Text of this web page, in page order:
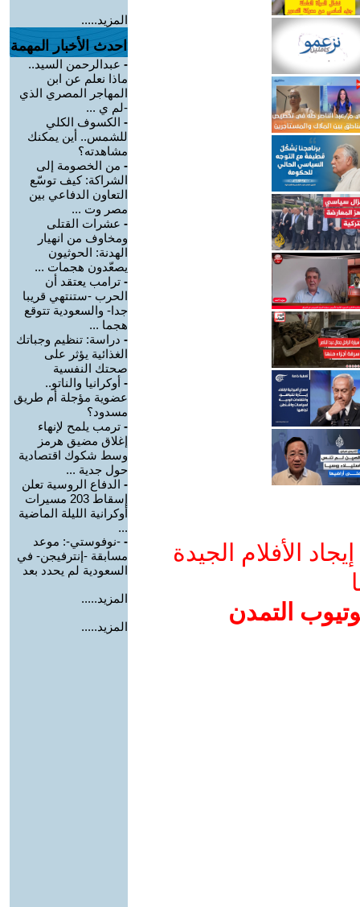
الأفلام الجيدة
التمدن
المزيد.....
احدث الأخبار المهمة
- عبدالرحمن السيد..
ماذا نعلم عن ابن
المهاجر المصري الذي
-لم ي ...
- الكسوف الكلي
للشمس.. أين يمكنك
مشاهدته؟
- من الخصومة إلى
الشراكة: كيف توسّع
التعاون الدفاعي بين
مصر وت ...
- عشرات القتلى
ومخاوف من انهيار
الهدنة: الحوثيون
يصعّدون هجمات ...
- ترامب يعتقد أن
الحرب -ستنتهي قريبا
جدا- والسعودية تتوقع
هجما ...
- دراسة: تنظيم وجباتك
الغذائية يؤثر على
صحتك النفسية
- أوكرانيا والناتو..
عضوية مؤجلة أم طريق
مسدود؟
- ترمب يلمح لإنهاء
إغلاق مضيق هرمز
وسط شكوك اقتصادية
حول جدية ...
- الدفاع الروسية تعلن
إسقاط 203 مسيرات
أوكرانية الليلة الماضية
...
- -نوفوستي-: موعد
مسابقة -إنترفيجن- في
السعودية لم يحدد بعد
المزيد.....
المزيد.....